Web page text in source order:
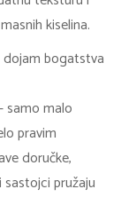
kiselina.
dojam bogatstva
samo malo
pravim
doručke,
pružaju